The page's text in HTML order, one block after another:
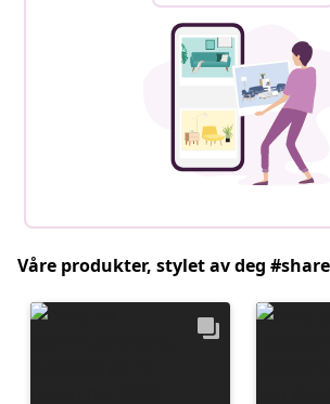
Våre produkter, stylet av deg